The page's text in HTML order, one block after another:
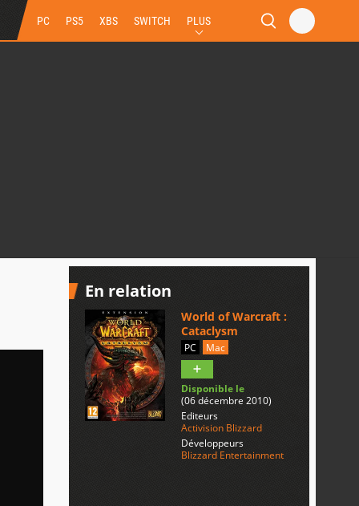
PC PS5 XBS SWITCH PLUS
En relation
World of Warcraft :
Cataclysm
PC Mac
Disponible le
(06 décembre 2010)
Editeurs
Activision Blizzard
Développeurs
Blizzard Entertainment